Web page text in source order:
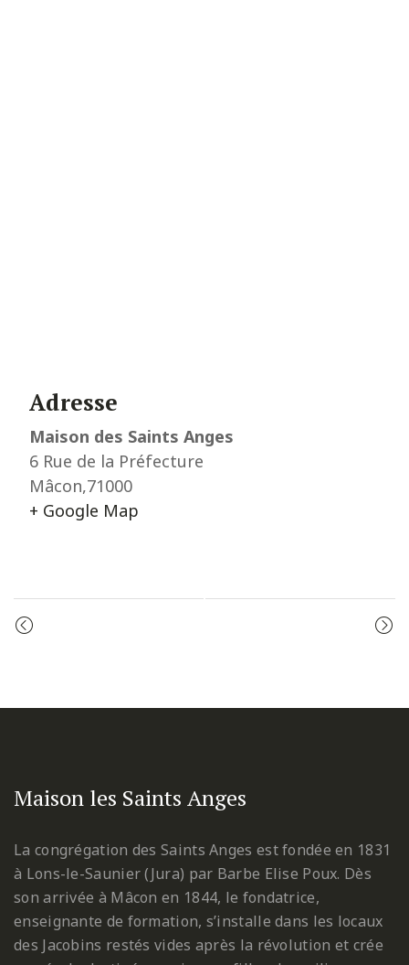
Adresse
Maison des Saints Anges
6 Rue de la Préfecture
Mâcon,71000
+ Google Map
Event
Maison les Saints Anges
La congrégation des Saints Anges est fondée en 1831
à Lons-le-Saunier (Jura) par Barbe Elise Poux. Dès
son arrivée à Mâcon en 1844, le fondatrice,
enseignante de formation, s’installe dans les locaux
des Jacobins restés vides après la révolution et crée